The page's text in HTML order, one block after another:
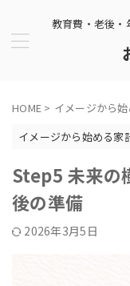
教育費・老後・
HOME > イメージから
イメージから始める家
Step5 未来の
後の準備
2026年3月5日